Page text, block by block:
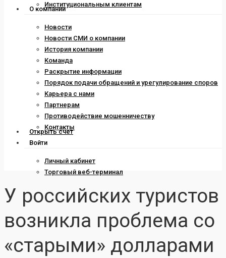
Институциональным клиентам
О компании
Новости
Новости СМИ о компании
История компании
Команда
Раскрытие информации
Порядок подачи обращений и урегулирование споров
Карьера с нами
Партнерам
Противодействие мошенничеству
Контакты
Открыть счет
Войти
Личный кабинет
Торговый веб-терминал
У российских туристов
возникла проблема со
«старыми» долларами